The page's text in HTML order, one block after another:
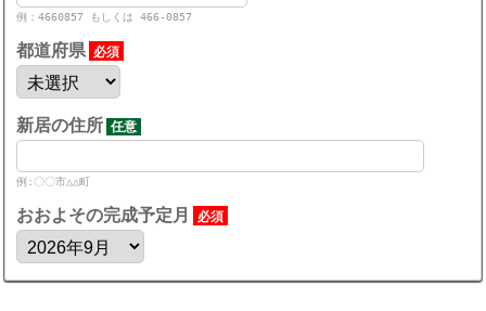
例：4660857 もしくは 466-0857
都道府県 必須
新居の住所 任意
例:〇〇市△△町
おおよその完成予定月 必須